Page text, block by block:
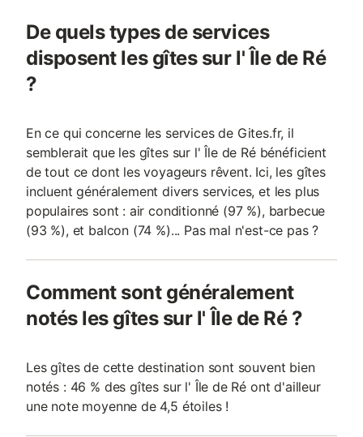
De quels types de services
disposent les gîtes sur l' Île de Ré
?
En ce qui concerne les services de Gites.fr, il
semblerait que les gîtes sur l' Île de Ré bénéficient
de tout ce dont les voyageurs rêvent. Ici, les gîtes
incluent généralement divers services, et les plus
populaires sont : air conditionné (97 %), barbecue
(93 %), et balcon (74 %)... Pas mal n'est-ce pas ?
Comment sont généralement
notés les gîtes sur l' Île de Ré ?
Les gîtes de cette destination sont souvent bien
notés : 46 % des gîtes sur l' Île de Ré ont d'ailleur
une note moyenne de 4,5 étoiles !